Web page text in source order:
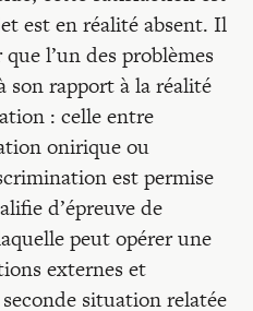
est en réalité absent. Il
l’un des problèmes
son rapport à la réalité
: celle entre
onirique ou
est permise
d’épreuve de
peut opérer une
externes et
situation relatée